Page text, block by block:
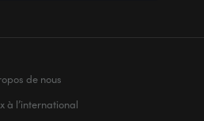
de nous
à l’international